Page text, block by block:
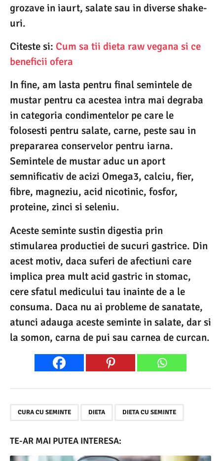
grozave in iaurt, salate sau in diverse shake-
uri.
Citeste si: Cum sa tii dieta raw vegana si ce
beneficii ofera
In fine, am lasta pentru final semintele de
mustar pentru ca acestea intra mai degraba
in categoria condimentelor pe care le
folosesti pentru salate, carne, peste sau in
prepararea conservelor pentru iarna.
Semintele de mustar aduc un aport
semnificativ de acizi Omega3, calciu, fier,
fibre, magneziu, acid nicotinic, fosfor,
proteine, zinci si seleniu.
Aceste seminte sustin digestia prin
stimularea productiei de sucuri gastrice. Din
acest motiv, daca suferi de afectiuni care
implica prea mult acid gastric in stomac,
cere sfatul medicului tau inainte de a le
consuma. Daca nu ai probleme de sanatate,
atunci adauga aceste seminte in salate, dar si
la somon, carna de pui sau carnea de curcan.
CURA CU SEMINTE DIETA DIETA CU SEMINTE
TE-AR MAI PUTEA INTERESA: